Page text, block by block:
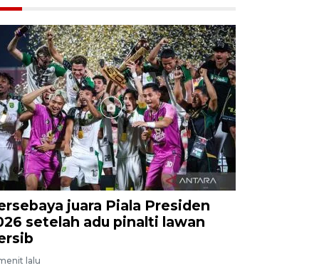
juara Piala Presiden
setelah adu pinalti lawan
lalu